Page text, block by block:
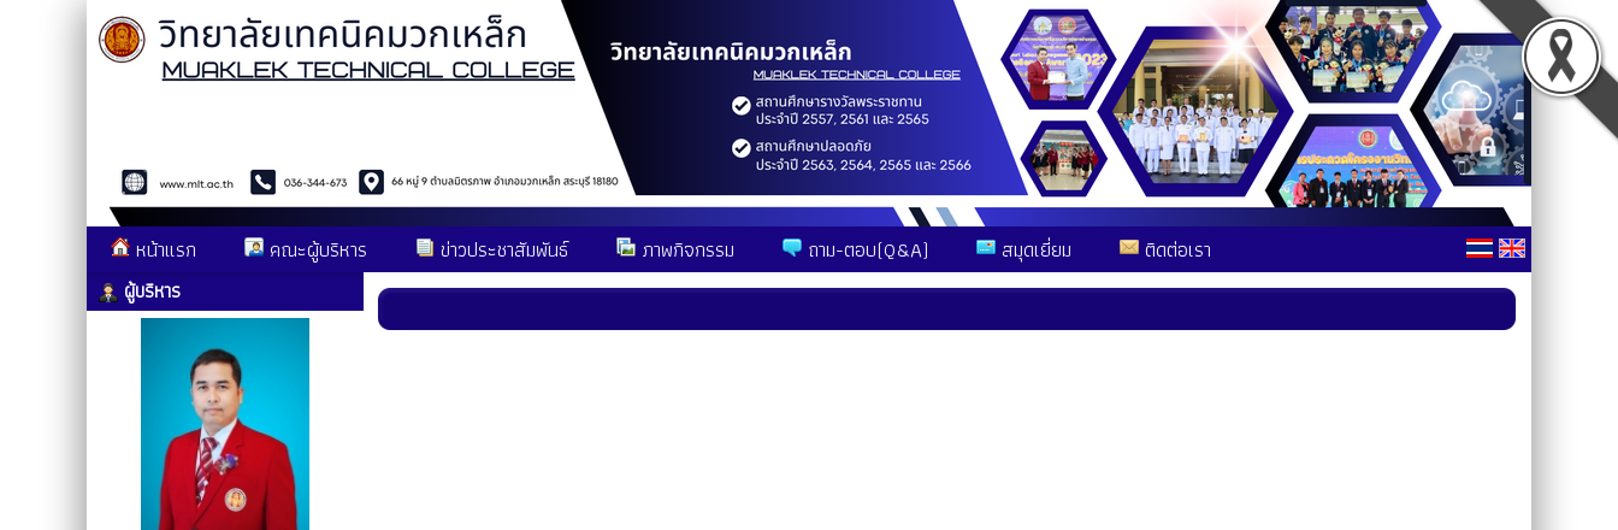
หน้าแรก คณะผู้บริหาร ข่าวประชาสัมพันธ์ ภาพกิจกรรม ถาม-ตอบ(Q&A) สมุดเยี่ยม ติดต่อเรา
ผู้บริหาร